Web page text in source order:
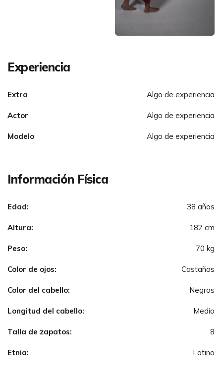
Experiencia
Extra Algo de experiencia
Actor Algo de experiencia
Modelo Algo de experiencia
Información Física
Edad: 38 años
Altura: 182 cm
Peso: 70 kg
Color de ojos: Castaños
Color del cabello: Negros
Longitud del cabello: Medio
Talla de zapatos: 8
Etnia: Latino